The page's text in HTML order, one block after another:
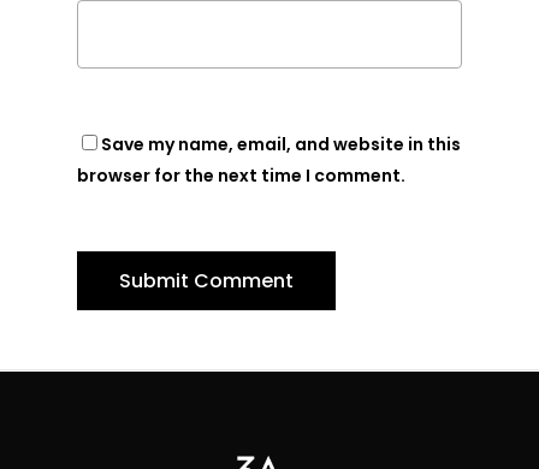
Save my name, email, and website in this
browser for the next time I comment.